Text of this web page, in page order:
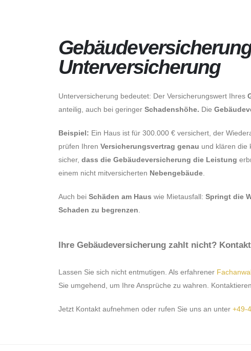
About Us
Unterversicherung
Unterversicherung bedeutet: Der Versicherungswert Ihres
anteilig, auch bei geringer Schadenshöhe. Die
Beispiel: Ein Haus ist für 300.000 € versichert, der
prüfen Ihren Versicherungsvertrag genau und klären die
sicher, dass die Gebäudeversicherung die Leistung
einem nicht mitversicherten Nebengebäude
Auch bei Schäden am Haus wie Mietausfall: Springt die
Schaden zu begrenzen
Ihre Gebäudeversicherung zahlt nicht?
Lassen Sie sich nicht entmutigen. Als erfahrener
Sie umgehend, um Ihre Ansprüche zu wahren.
Jetzt Kontakt aufnehmen oder rufen Sie uns an unter +49-